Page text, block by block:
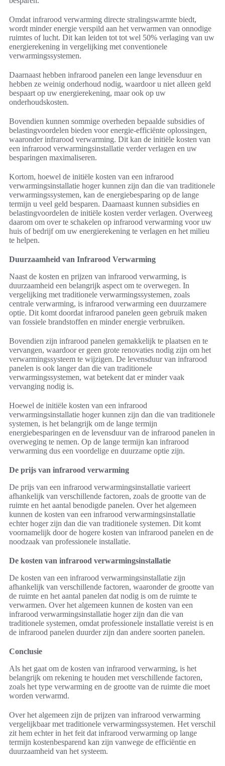
Omdat infrarood verwarming directe stralingswarmte biedt,
wordt minder energie verspild aan het verwarmen van onnodige
ruimtes of lucht. Dit kan leiden tot tot wel 50% verlaging van uw
energierekening in vergelijking met conventionele
verwarmingssystemen.
Daarnaast hebben infrarood panelen een lange levensduur en
hebben ze weinig onderhoud nodig, waardoor u niet alleen geld
bespaart op uw energierekening, maar ook op uw
onderhoudskosten.
Bovendien kunnen sommige overheden bepaalde subsidies of
belastingvoordelen bieden voor energie-efficiënte oplossingen,
waaronder infrarood verwarming. Dit kan de initiële kosten van
een infrarood verwarmingsinstallatie verder verlagen en uw
besparingen maximaliseren.
Kortom, hoewel de initiële kosten van een infrarood
verwarmingsinstallatie hoger kunnen zijn dan die van traditionele
verwarmingssystemen, kan de energiebesparing op de lange
termijn u veel geld besparen. Daarnaast kunnen subsidies en
belastingvoordelen de initiële kosten verder verlagen. Overweeg
daarom om over te schakelen op infrarood verwarming voor uw
huis of bedrijf om uw energierekening te verlagen en het milieu
te helpen.
Duurzaamheid van Infrarood Verwarming
Naast de kosten en prijzen van infrarood verwarming, is
duurzaamheid een belangrijk aspect om te overwegen. In
vergelijking met traditionele verwarmingssystemen, zoals
centrale verwarming, is infrarood verwarming een duurzamere
optie. Dit komt doordat infrarood panelen geen gebruik maken
van fossiele brandstoffen en minder energie verbruiken.
Bovendien zijn infrarood panelen gemakkelijk te plaatsen en te
vervangen, waardoor er geen grote renovaties nodig zijn om het
verwarmingssysteem te wijzigen. De levensduur van infrarood
panelen is ook langer dan die van traditionele
verwarmingssystemen, wat betekent dat er minder vaak
vervanging nodig is.
Hoewel de initiële kosten van een infrarood
verwarmingsinstallatie hoger kunnen zijn dan die van traditionele
systemen, is het belangrijk om de lange termijn
energiebesparingen en de levensduur van de infrarood panelen in
overweging te nemen. Op de lange termijn kan infrarood
verwarming dus een voordelige en duurzame optie zijn.
De prijs van infrarood verwarming
De prijs van een infrarood verwarmingsinstallatie varieert
afhankelijk van verschillende factoren, zoals de grootte van de
ruimte en het aantal benodigde panelen. Over het algemeen
kunnen de kosten van een infrarood verwarmingsinstallatie
echter hoger zijn dan die van traditionele systemen. Dit komt
voornamelijk door de hogere kosten van infrarood panelen en de
noodzaak van professionele installatie.
De kosten van infrarood verwarmingsinstallatie
De kosten van een infrarood verwarmingsinstallatie zijn
afhankelijk van verschillende factoren, waaronder de grootte van
de ruimte en het aantal panelen dat nodig is om de ruimte te
verwarmen. Over het algemeen kunnen de kosten van een
infrarood verwarmingsinstallatie hoger zijn dan die van
traditionele systemen, omdat professionele installatie vereist is en
de infrarood panelen duurder zijn dan andere soorten panelen.
Conclusie
Als het gaat om de kosten van infrarood verwarming, is het
belangrijk om rekening te houden met verschillende factoren,
zoals het type verwarming en de grootte van de ruimte die moet
worden verwarmd.
Over het algemeen zijn de prijzen van infrarood verwarming
vergelijkbaar met traditionele verwarmingssystemen. Het verschil
zit hem echter in het feit dat infrarood verwarming op lange
termijn kostenbesparend kan zijn vanwege de efficiëntie en
duurzaamheid van het systeem.